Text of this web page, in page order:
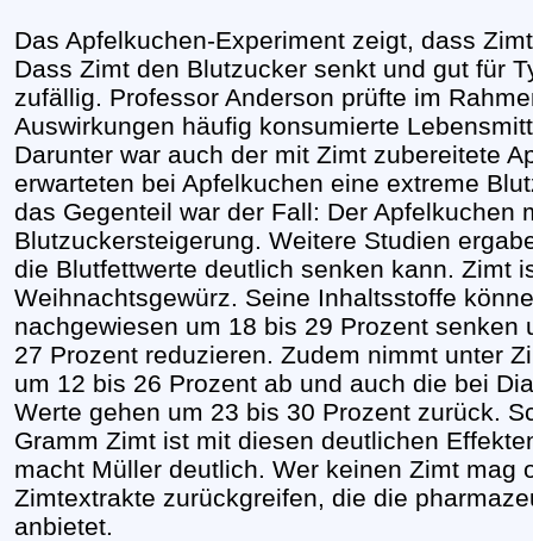
Das Apfelkuchen-Experiment zeigt, dass
Dass Zimt den Blutzucker senkt und gut für
zufällig. Professor Anderson prüfte im
Auswirkungen häufig konsumierte
Darunter war auch der mit Zimt zubereitete
erwarteten bei Apfelkuchen eine extreme
das Gegenteil war der Fall: Der Apfelkuchen
Blutzuckersteigerung. Weitere Studien
die Blutfettwerte deutlich senken kann. Zimt
Weihnachtsgewürz. Seine Inhaltsstoffe
nachgewiesen um 18 bis 29 Prozent senken
27 Prozent reduzieren. Zudem nimmt unter
um 12 bis 26 Prozent ab und auch die bei
Werte gehen um 23 bis 30 Prozent zurück.
Gramm Zimt ist mit diesen deutlichen
macht Müller deutlich. Wer keinen Zimt mag
Zimtextrakte zurückgreifen, die die
anbietet.